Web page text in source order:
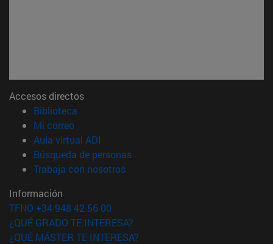
Accesos directos
Biblioteca
Mi correo(abre en nueva ventana)
Aula virtual ADI
Búsqueda de personas(abre en nueva ventana)
Trabaja con nosotros(abre en nueva ventana)
Información
TFNO +34 948 42 56 00
¿QUÉ GRADO TE INTERESA?
¿QUÉ MÁSTER TE INTERESA?